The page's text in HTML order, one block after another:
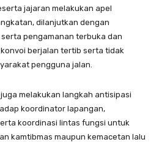
jajaran melakukan apel
dilanjutkan dengan
pengamanan terbuka dan
berjalan tertib serta tidak
pengguna jalan.
melakukan langkah antisipasi
koordinator lapangan,
koordinasi lintas fungsi untuk
kamtibmas maupun kemacetan lalu